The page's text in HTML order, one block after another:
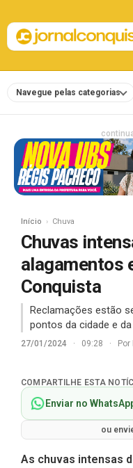
Navegue pelas categorias
Início Chuva
Chuvas
alagamentos
Conquista
Reclamações estão
pontos da cidade e
27/01/2024 · 09:28 · Por
COMPARTILHE ESTA
Enviar no
ou
As chuvas intensas